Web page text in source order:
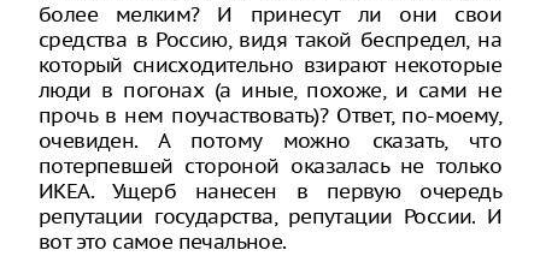
более мелким? И принесут ли они свои
средства в Россию, видя такой беспредел, на
который снисходительно взирают некоторые
люди в погонах (а иные, похоже, и сами не
прочь в нем поучаствовать)? Ответ, по-моему,
очевиден. А потому можно сказать, что
потерпевшей стороной оказалась не только
ИКЕА. Ущерб нанесен в первую очередь
репутации государства, репутации России. И
вот это самое печальное.